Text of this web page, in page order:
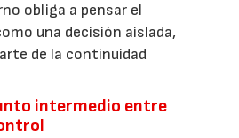
obliga a pensar el
una decisión aislada,
de la continuidad
intermedio entre